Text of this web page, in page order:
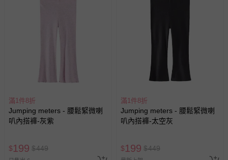
滿1件8折
Jumping meters - 腰鬆緊微喇
叭內搭褲-灰紫
$199 $449
滿1件8折
Jumping meters - 腰鬆緊微喇
叭內搭褲-太空灰
$199 $449